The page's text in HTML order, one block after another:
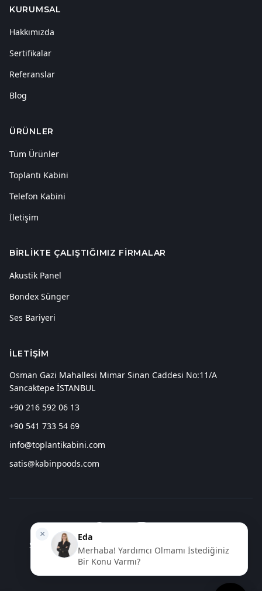
KURUMSAL
Hakkımızda
Sertifikalar
Referanslar
Blog
ÜRÜNLER
Tüm Ürünler
Toplantı Kabini
Telefon Kabini
İletişim
BIRLIKTE ÇALIŞTIĞIMIZ FIRMALAR
Akustik Panel
Bondex Sünger
Ses Bariyeri
İLETIŞIM
Osman Gazi Mahallesi Mimar Sinan Caddesi No:11/A
Sancaktepe İSTANBUL
+90 216 592 06 13
+90 541 733 54 69
info@toplantikabini.com
satis@kabinpoods.com
Seo Aracıve Web Tasarım Hizmetleri Spindora
2026 ToplantıKabini.com . Tüm hakları saklıdır.